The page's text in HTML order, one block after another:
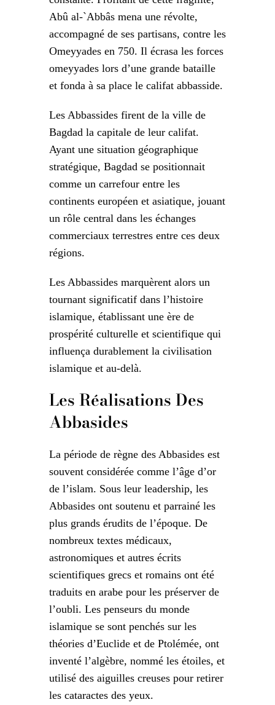
Abû al-`Abbâs mena une révolte,
accompagné de ses partisans, contre les
Omeyyades en 750. Il écrasa les forces
omeyyades lors d’une grande bataille
et fonda à sa place le califat abbasside.
Les Abbassides firent de la ville de
Bagdad la capitale de leur califat.
Ayant une situation géographique
stratégique, Bagdad se positionnait
comme un carrefour entre les
continents européen et asiatique, jouant
un rôle central dans les échanges
commerciaux terrestres entre ces deux
régions.
Les Abbassides marquèrent alors un
tournant significatif dans l’histoire
islamique, établissant une ère de
prospérité culturelle et scientifique qui
influença durablement la civilisation
islamique et au-delà.
Les Réalisations Des
Abbasides
La période de règne des Abbasides est
souvent considérée comme l’âge d’or
de l’islam. Sous leur leadership, les
Abbasides ont soutenu et parrainé les
plus grands érudits de l’époque. De
nombreux textes médicaux,
astronomiques et autres écrits
scientifiques grecs et romains ont été
traduits en arabe pour les préserver de
l’oubli. Les penseurs du monde
islamique se sont penchés sur les
théories d’Euclide et de Ptolémée, ont
inventé l’algèbre, nommé les étoiles, et
utilisé des aiguilles creuses pour retirer
les cataractes des yeux.